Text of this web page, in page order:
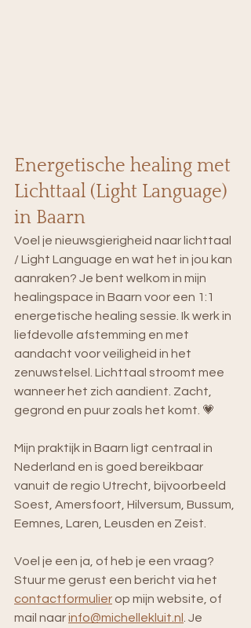
Energetische healing met
Lichttaal (Light Language)
in Baarn
Voel je nieuwsgierigheid naar lichttaal
/ Light Language en wat het in jou kan
aanraken? Je bent welkom in mijn
healingspace in Baarn voor een 1:1
energetische healing sessie. Ik werk in
liefdevolle afstemming en met
aandacht voor veiligheid in het
zenuwstelsel. Lichttaal stroomt mee
wanneer het zich aandient. Zacht,
gegrond en puur zoals het komt. 💗
Mijn praktijk in Baarn ligt centraal in
Nederland en is goed bereikbaar
vanuit de regio Utrecht, bijvoorbeeld
Soest, Amersfoort, Hilversum, Bussum,
Eemnes, Laren, Leusden en Zeist.
Voel je een ja, of heb je een vraag?
Stuur me gerust een bericht via het
contactformulier op mijn website, of
mail naar info@michellekluit.nl
. Je